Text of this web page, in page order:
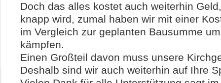
Doch das alles kostet auch weiterhin
knapp wird, zumal haben wir mit einer
im Vergleich zur geplanten Bausumme
kämpfen.
Einen Großteil davon muss unsere
Deshalb sind wir auch weiterhin auf Ihre